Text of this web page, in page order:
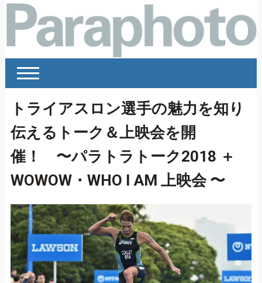
トライアスロン選手の魅力を知り
伝えるトーク＆上映会を開
催！ 〜パラトラトーク2018 ＋
WOWOW・WHO I AM 上映会 〜